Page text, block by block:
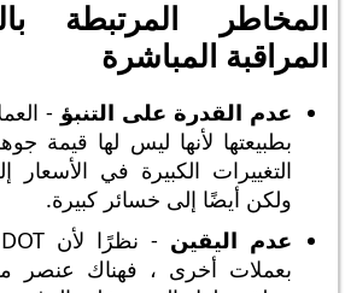
المخاطر المرتبطة
المراقبة المباشرة
عدم القدرة على التنبؤ -
بطبيعتها لأنها ليس لها قيمة
التغييرات الكبيرة في
ولكن أيضًا إلى خسائر كبيرة.
عدم اليقين
بعملات أخرى ، فهناك عنصر